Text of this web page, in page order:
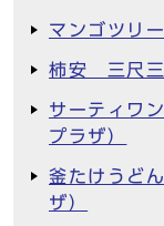
マンゴツリ
柿安 三尺三
サーティワ
プラザ）
釜たけうど
ザ）